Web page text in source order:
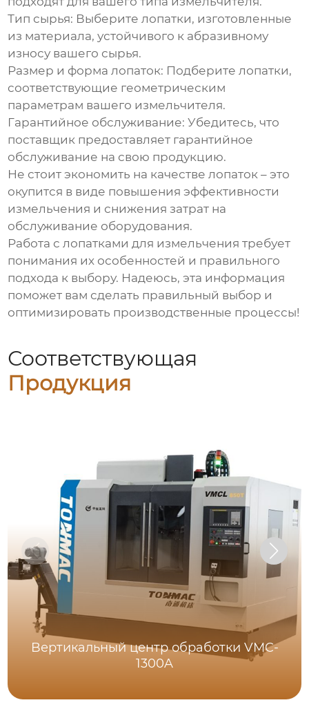
Тип сырья: Выберите лопатки, изготовленные
из материала, устойчивого к абразивному
износу вашего сырья.
Размер и форма лопаток: Подберите лопатки,
соответствующие геометрическим
параметрам вашего измельчителя.
Гарантийное обслуживание: Убедитесь, что
поставщик предоставляет гарантийное
обслуживание на свою продукцию.
Не стоит экономить на качестве лопаток – это
окупится в виде повышения эффективности
измельчения и снижения затрат на
обслуживание оборудования.
Работа слопатками для измельчения требует
понимания их особенностей и правильного
подхода к выбору. Надеюсь, эта информация
поможет вам сделать правильный выбор и
оптимизировать производственные процессы!
Соответствующая
Продукция
Bертикальный центр обработки VMC-
1300A